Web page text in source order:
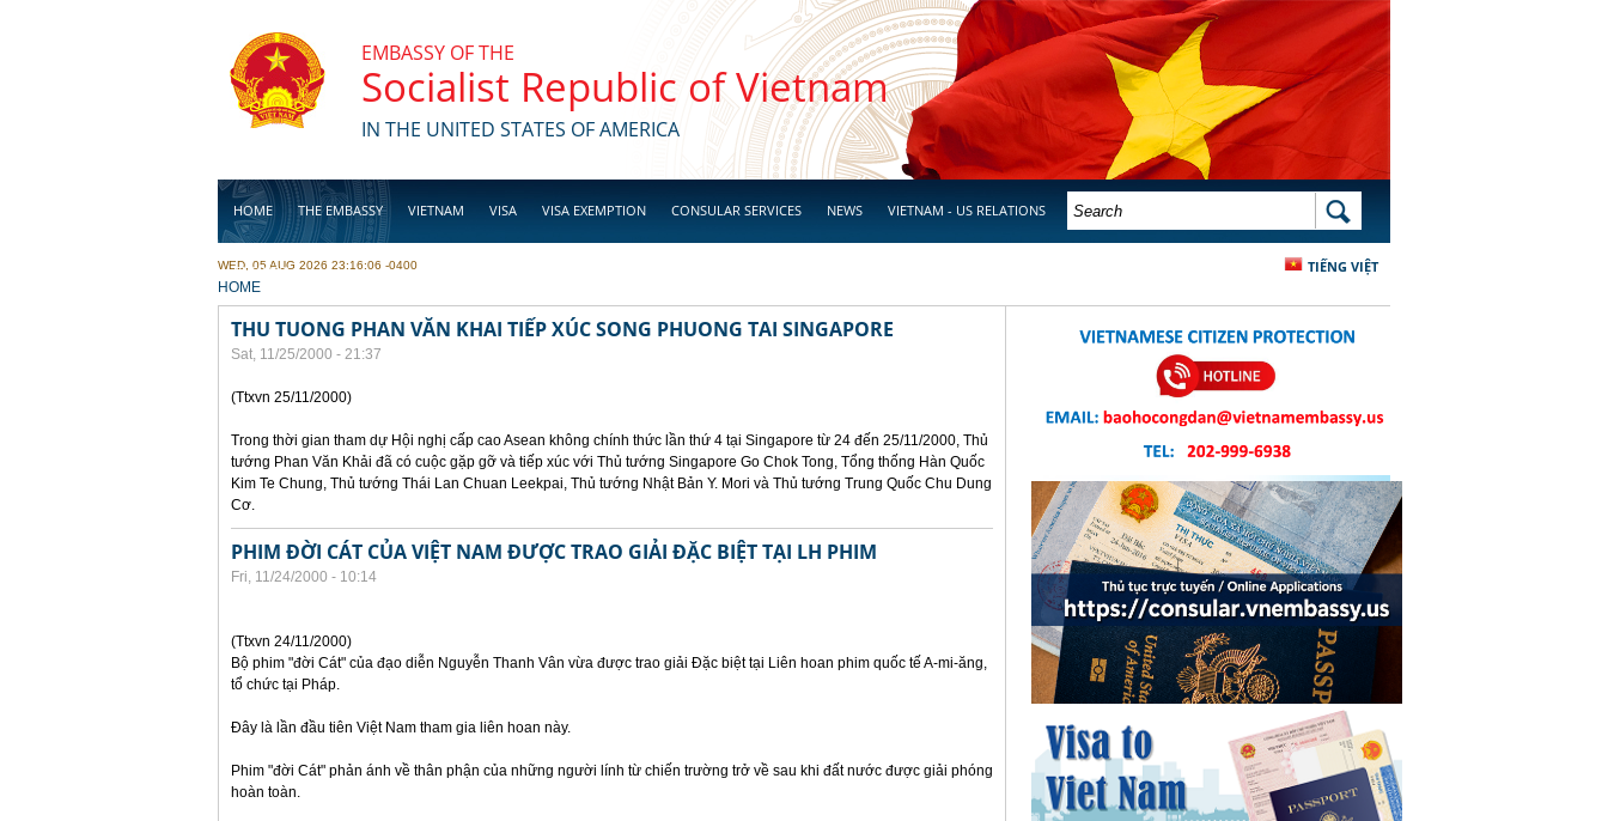
EMBASSY OF THE
Socialist Republic of Vietnam
IN THE UNITED STATES OF AMERICA
HOME THE EMBASSY VIETNAM VISA VISA EXEMPTION CONSULAR SERVICES NEWS VIETNAM - US RELATIONS
BUSINESS
SEARCH FORM SEARCH
TIẾNG VIỆT
WED, 05 AUG 2026 23:16:06 -0400
YOU ARE HERE
HOME
THU TUONG PHAN VĂN KHAI TIẾP XÚC SONG PHUONG TAI SINGAPORE
Sat, 11/25/2000 - 21:37
(Ttxvn 25/11/2000)
Trong thời gian tham dự Hội nghị cấp cao Asean không chính thức lần thứ 4 tại Singapore từ 24 đến 25/11/2000, Thủ
tướng Phan Văn Khải đã có cuộc gặp gỡ và tiếp xúc với Thủ tướng Singapore Go Chok Tong, Tổng thống Hàn Quốc
Kim Te Chung, Thủ tướng Thái Lan Chuan Leekpai, Thủ tướng Nhật Bản Y. Mori và Thủ tướng Trung Quốc Chu Dung
Cơ.
PHIM ĐỜI CÁT CỦA VIỆT NAM ĐƯỢC TRAO GIẢI ĐẶC BIỆT TẠI LH PHIM
Fri, 11/24/2000 - 10:14
(Ttxvn 24/11/2000)
Bộ phim "đời Cát" của đạo diễn Nguyễn Thanh Vân vừa được trao giải Đặc biệt tại Liên hoan phim quốc tế A-mi-ăng,
tổ chức tại Pháp.
Đây là lần đầu tiên Việt Nam tham gia liên hoan này.
Phim "đời Cát" phản ánh về thân phận của những người lính từ chiến trường trở về sau khi đất nước được giải phóng
hoàn toàn.